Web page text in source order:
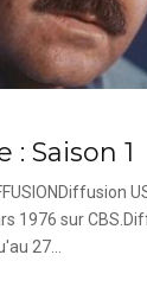
: Saison 1
1976 sur
27...